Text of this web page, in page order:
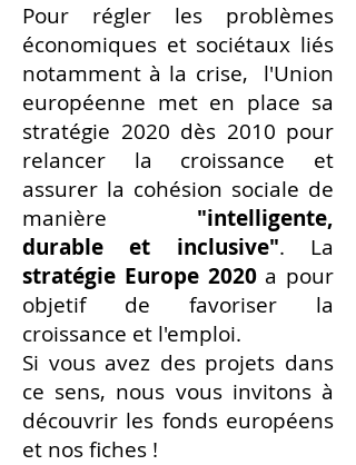
Pour régler les problèmes
économiques et sociétaux liés
notamment à la crise, l'Union
européenne met en place sa
stratégie 2020 dès 2010 pour
relancer la croissance et
assurer la cohésion sociale de
manière "intelligente,
durable et inclusive". La
stratégie Europe 2020a pour
objetif de favoriser la
croissance et l'emploi.
Si vous avez des projets dans
ce sens, nous vous invitons à
découvrir les fonds européens
et nos fiches !